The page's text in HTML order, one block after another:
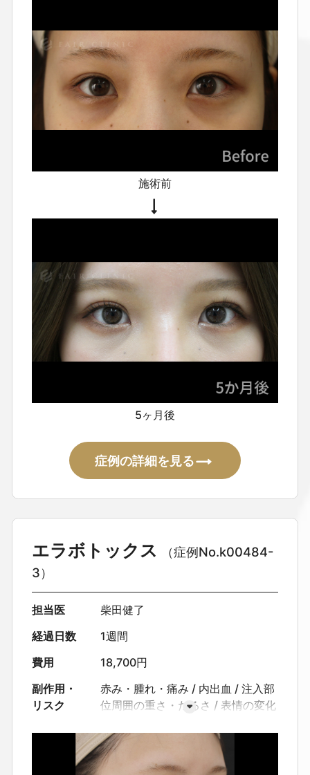
生剤や処置が必要）
まれに再処
置・掛け直しが必要になることがあ
ります
施術前
5ヶ月後
症例の詳細を見る
エラボトックス
（症例No.k00484-
3）
担当医
柴田健了
経過日数
1週間
費用
18,700円
副作用・
リスク
赤み・腫れ・痛み 内出血
注入部
位周囲の重さ・だるさ
表情の変化
術時の咬みにくさ
口角下制の影響
による笑いづらさ
まれに全身症状
（倦怠・頭痛・発熱 等）